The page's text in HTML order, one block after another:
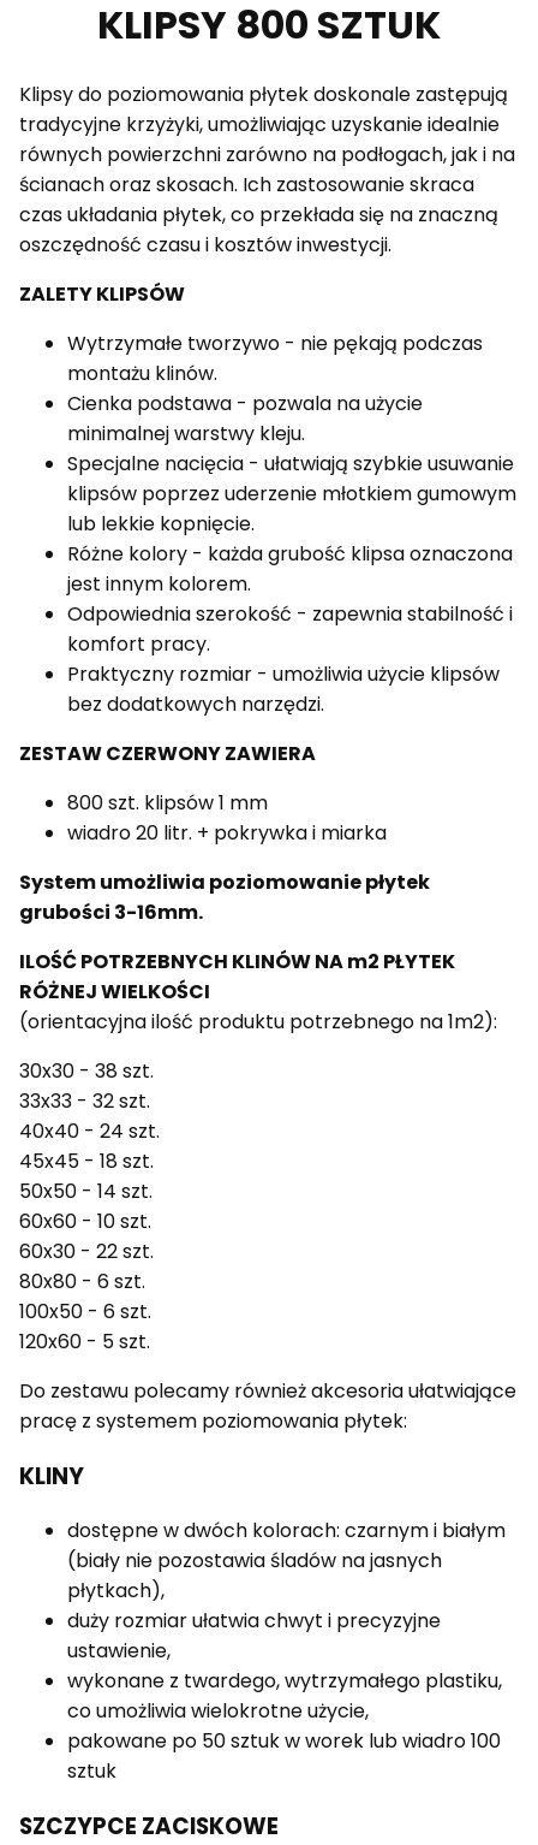
KLIPSY 800 SZTUK
Klipsy do poziomowania płytek doskonale zastępują
tradycyjne krzyżyki, umożliwiając uzyskanie idealnie
równych powierzchni zarówno na podłogach, jak i na
ścianach oraz skosach. Ich zastosowanie skraca
czas układania płytek, co przekłada się na znaczną
oszczędność czasu i kosztów inwestycji.
ZALETY KLIPSÓW
Wytrzymałe tworzywo - nie pękają podczas
montażu klinów.
Cienka podstawa - pozwala na użycie
minimalnej warstwy kleju.
Specjalne nacięcia - ułatwiają szybkie usuwanie
klipsów poprzez uderzenie młotkiem gumowym
lub lekkie kopnięcie.
Różne kolory - każda grubość klipsa oznaczona
jest innym kolorem.
Odpowiednia szerokość - zapewnia stabilność i
komfort pracy.
Praktyczny rozmiar - umożliwia użycie klipsów
bez dodatkowych narzędzi.
ZESTAW CZERWONY ZAWIERA
800 szt. klipsów 1 mm
wiadro 20 litr. + pokrywka i miarka
System umożliwia poziomowanie płytek
grubości 3-16mm.
ILOŚĆ POTRZEBNYCH KLINÓW NA m2 PŁYTEK
RÓŻNEJ WIELKOŚCI
(orientacyjna ilość produktu potrzebnego na 1m2):
30x30 - 38 szt.
33x33 - 32 szt.
40x40 - 24 szt.
45x45 - 18 szt.
50x50 - 14 szt.
60x60 - 10 szt.
60x30 - 22 szt.
80x80 - 6 szt.
100x50 - 6 szt.
120x60 - 5 szt.
Do zestawu polecamy również akcesoria ułatwiające
pracę z systemem poziomowania płytek:
KLINY
dostępne w dwóch kolorach: czarnym i białym
(biały nie pozostawia śladów na jasnych
płytkach),
duży rozmiar ułatwia chwyt i precyzyjne
ustawienie,
wykonane z twardego, wytrzymałego plastiku,
co umożliwia wielokrotne użycie,
pakowane po 50 sztuk w worek lub wiadro 100
sztuk
SZCZYPCE ZACISKOWE